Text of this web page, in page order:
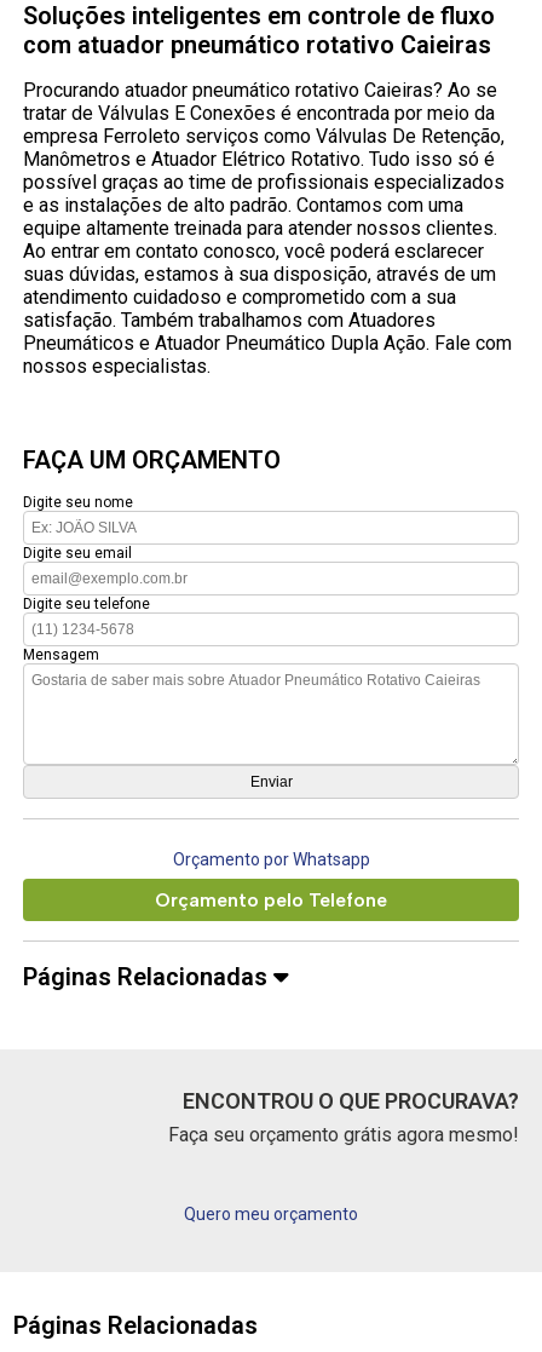
Soluções inteligentes em controle de fluxo
com atuador pneumático rotativo Caieiras
Procurando atuador pneumático rotativo Caieiras? Ao se
tratar de Válvulas E Conexões é encontrada por meio da
empresa Ferroleto serviços como Válvulas De Retenção,
Manômetros e Atuador Elétrico Rotativo. Tudo isso só é
possível graças ao time de profissionais especializados
e as instalações de alto padrão. Contamos com uma
equipe altamente treinada para atender nossos clientes.
Ao entrar em contato conosco, você poderá esclarecer
suas dúvidas, estamos à sua disposição, através de um
atendimento cuidadoso e comprometido com a sua
satisfação. Também trabalhamos com Atuadores
Pneumáticos e Atuador Pneumático Dupla Ação. Fale com
nossos especialistas.
FAÇA UM ORÇAMENTO
Digite seu nome
Digite seu email
Digite seu telefone
Mensagem
Orçamento por Whatsapp
Orçamento pelo Telefone
Páginas Relacionadas
ENCONTROU O QUE PROCURAVA?
Faça seu orçamento grátis agora mesmo!
Quero meu orçamento
Páginas Relacionadas